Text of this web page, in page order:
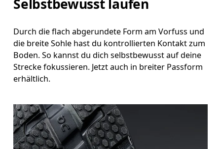
Selbstbewusst laufen
Durch die flach abgerundete Form am Vorfuss und
die breite Sohle hast du kontrollierten Kontakt zum
Boden. So kannst du dich selbstbewusst auf deine
Strecke fokussieren. Jetzt auch in breiter Passform
erhältlich.